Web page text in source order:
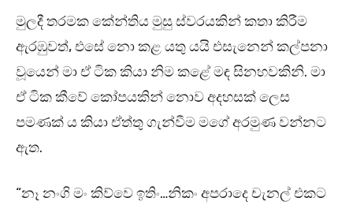
මුලදී තරමක කේන්තිය මුසු ස්වරයකින් කතා කිරීම
ඇරඹුවත්, එසේ නො කළ යතු යයි එසැනෙන් කල්පනා
වූයෙන් මා ඒ ටික කියා නිම කළේ මඳ සිනහවකිනි. මා
ඒ ටික කීවේ කෝපයකින් නොව අදහසක් ලෙස
පමණක් ය කියා ඒත්තු ගැන්වීම මගේ අරමුණ වන්නට
ඇත.
“නෑ නංගි මං කිව්වෙ ඉතිං…නිකං අපරාදෙ චැනල් එකට